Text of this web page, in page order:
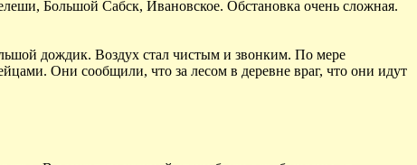
Большой Сабск, Ивановское. Обстановка очень сложная.
дождик. Воздух стал чистым и звонким. По мере
Они сообщили, что за лесом в деревне враг, что они идут